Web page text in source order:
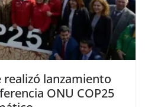
realizó lanzamiento
ONU COP25